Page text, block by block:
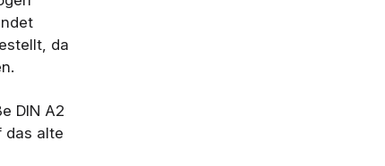
da
DIN A2
das alte